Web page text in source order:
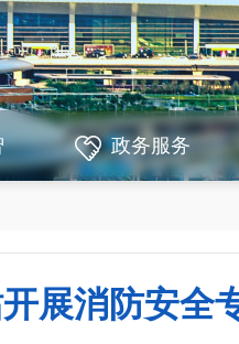
政务服务
展消防安全